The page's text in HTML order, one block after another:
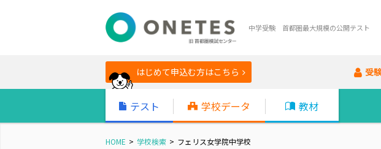
中学受験 首都圏最大規模の公開テスト
はじめて申込む方はこちら 受
テスト 学校データ 教材
HOME 学校検索 フェリス女学院中学校